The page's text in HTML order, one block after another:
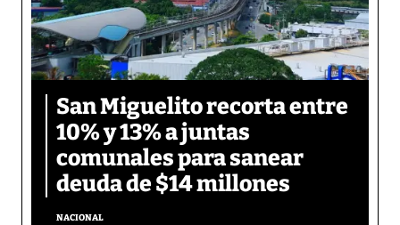
San Miguelito recorta entre
10% y 13% a juntas
comunales para sanear
deuda de $14 millones
NACIONAL